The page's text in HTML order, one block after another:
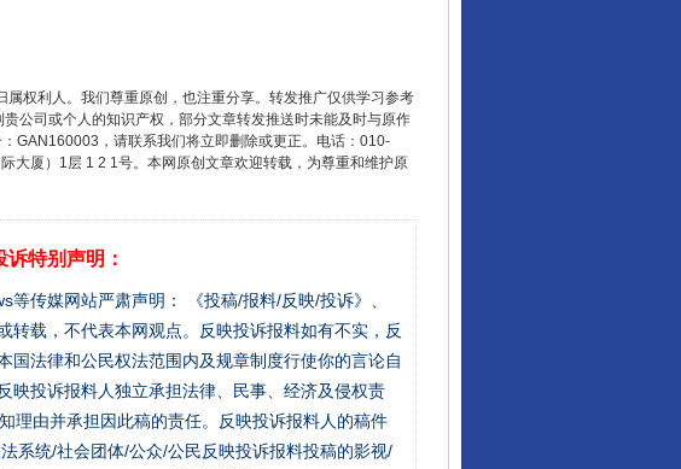
权利人。我们尊重原创，也注重分享。转发推广仅供学习参考
公司或个人的知识产权，部分文章转发推送时未能及时与原作
GAN160003，请联系我们将立即删除或更正。电话：010-
大厦）1层 1 2 1号。本网原创文章欢迎转载，为尊重和维护原
特别声明：
传媒网站严肃声明： 《投稿/报料/反映/投诉》、
转载，不代表本网观点。反映投诉报料如有不实，反
法律和公民权法范围内及规章制度行使你的言论自
映投诉报料人独立承担法律、民事、经济及侵权责
理由并承担因此稿的责任。反映投诉报料人的稿件
系统/社会团体/公众/公民反映投诉报料投稿的影视/
行业协会接连发公告